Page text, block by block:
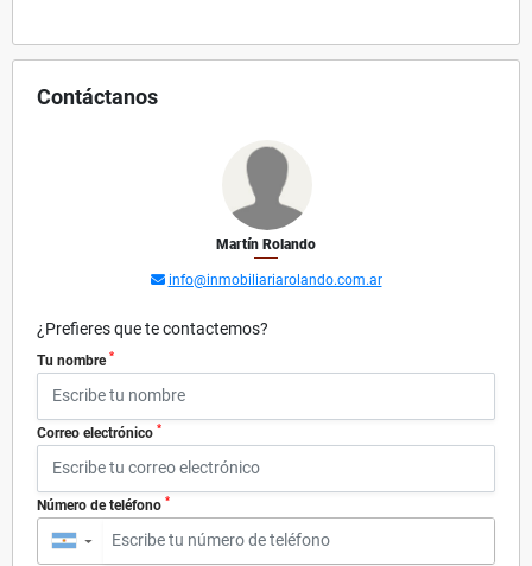
Contáctanos
Martín Rolando
info@inmobiliariarolando.com.ar
¿Prefieres que te contactemos?
Tu nombre *
Correo electrónico *
Número de teléfono *
▼